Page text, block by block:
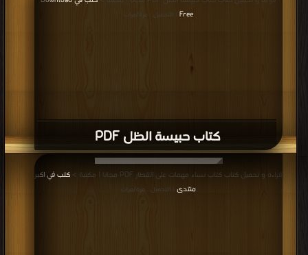
كتاب حبيسة الظل PDF
Free
| التحميل : مرة/مرات
قراءة و تحميل كتاب كتاب نساء مهمات على القطار PDF مجانا | مكتبة >
كتب في اكبر
منتدى
| التحميل : مرة/مرات